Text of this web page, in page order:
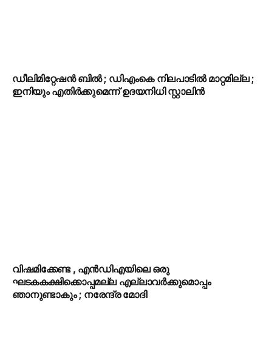
ഡീലിമിറ്റേഷൻ ബിൽ ; ഡിഎംകെ നിലപാടിൽ മാറ്റമില്ല ;
ഇനിയും എതിർക്കുമെന്ന് ഉദയനിധി സ്റ്റാലിൻ
വിഷമിക്കേണ്ട , എൻ‌ഡി‌എയിലെ ഒരു
ഘടകകക്ഷിക്കൊപ്പമല്ല എല്ലാവർക്കുമൊപ്പം
ഞാനുണ്ടാകും ; നരേന്ദ്ര മോദി